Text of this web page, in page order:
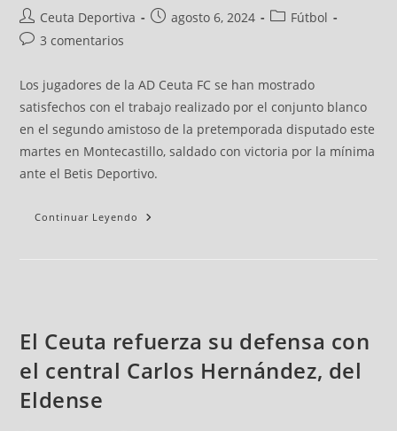
Ceuta Deportiva agosto 6, 2024
Fútbol
3 comentarios
Los jugadores de la AD Ceuta FC se han mostrado
satisfechos con el trabajo realizado por el conjunto blanco
en el segundo amistoso de la pretemporada disputado este
martes en Montecastillo, saldado con victoria por la mínima
ante el Betis Deportivo.
Continuar Leyendo
El Ceuta refuerza su defensa con
el central Carlos Hernández, del
Eldense